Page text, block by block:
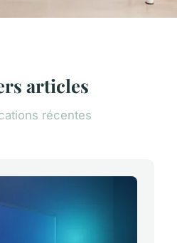
articles
récentes